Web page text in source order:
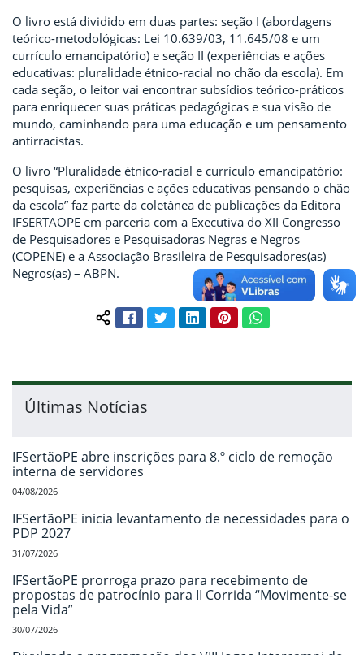
O livro está dividido em duas partes: seção I (abordagens
teórico-metodológicas: Lei 10.639/03, 11.645/08 e um
currículo emancipatório) e seção II (experiências e ações
educativas: pluralidade étnico-racial no chão da escola). Em
cada seção, o leitor vai encontrar subsídios teórico-práticos
para enriquecer suas práticas pedagógicas e sua visão de
mundo, caminhando para uma educação e um pensamento
antirracistas.
O livro “Pluralidade étnico-racial e currículo emancipatório:
pesquisas, experiências e ações educativas pensando o chão
da escola” faz parte da coletânea de publicações da Editora
IFSERTAOPE em parceria com a Executiva do XII Congresso
de Pesquisadores e Pesquisadoras Negras e Negros
(COPENE) e a Associação Brasileira de Pesquisadores(as)
Negros(as) – ABPN.
Compartilhar conteúdo:
FacebookTwitterLinkedInPinterestWhatsApp
Últimas Notícias
IFSertãoPE abre inscrições para 8.º ciclo de remoção
interna de servidores
04/08/2026
IFSertãoPE inicia levantamento de necessidades para o
PDP 2027
31/07/2026
IFSertãoPE prorroga prazo para recebimento de
propostas de patrocínio para II Corrida “Movimente-se
pela Vida”
30/07/2026